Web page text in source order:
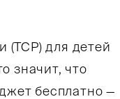
(ТСР) для детей
значит, что
бесплатно —